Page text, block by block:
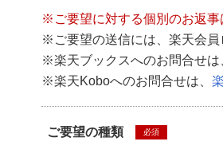
※ご要望に対する個別のお返事
※ご要望の送信には、楽天会員
※楽天ブックスへのお問合せは
※楽天Koboへのお問合せは、
ご要望の種類 必須